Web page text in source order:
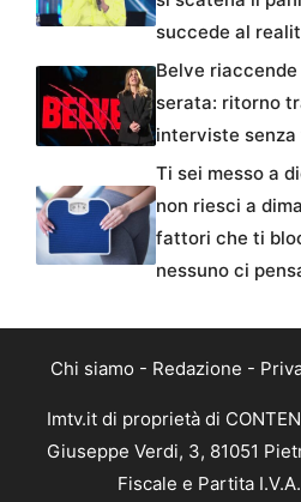
succede al
Belve
serata: ritorno
interviste
Ti sei messo a
non riesci a
fattori che ti
nessuno ci
Chi siamo - Redazione -
Imtv.it di proprietà di
Giuseppe Verdi, 3, 81051
Fiscale e Partita